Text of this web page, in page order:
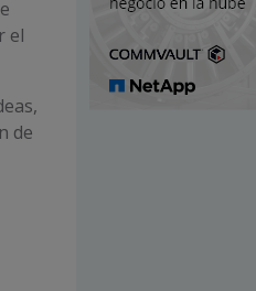
el
de